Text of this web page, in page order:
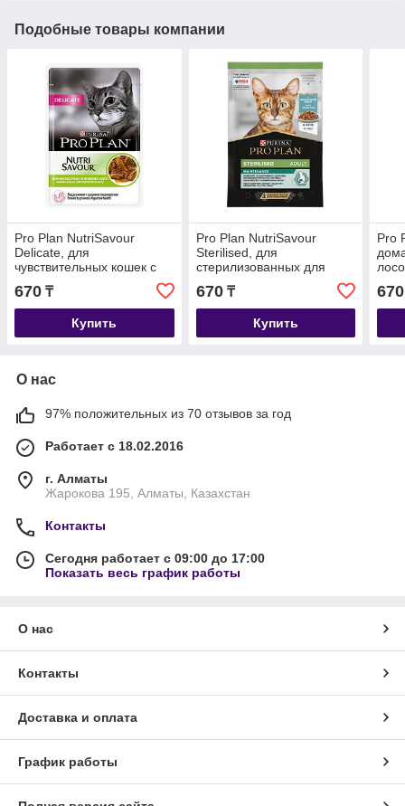
Подобные товары компании
Pro Plan NutriSavour
Delicate, для
чувствительных кошек с
ягненком в соусе, пауч
85гр.
670 ₸
Купить
Pro Plan NutriSavour
Sterilised, для
стерилизованных для
кошек с океанической
рыбой в желе, пауч 85гр.
670₸
Купить
Pro
670
О нас
97% положительных из 70 отзывов за год
Работает с 18.02.2016
г. Алматы
Жарокова 195, Алматы, Казахстан
Контакты
Сегодня работает с 09:00 до 17:00
Показать весь график работы
О нас
Контакты
Доставка и оплата
График работы